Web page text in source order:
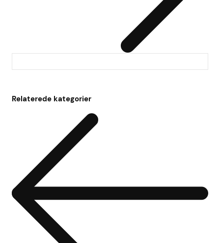
Relaterede kategorier